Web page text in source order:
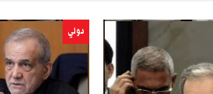
دولي